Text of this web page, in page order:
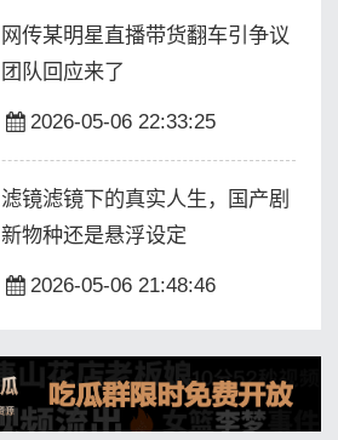
网传某明星直播带货翻车引争议
团队回应来了
2026-05-06 22:33:25
滤镜滤镜下的真实人生，国产剧
新物种还是悬浮设定
2026-05-06 21:48:46